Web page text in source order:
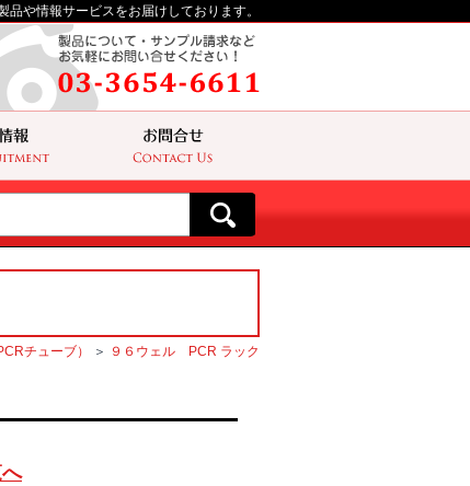
や情報サービスをお届けしております。
チューブ） ＞ ９６ウェル PCR ラック